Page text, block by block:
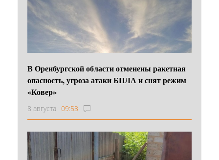
В Оренбургской области отменены ракетная
опасность, угроза атаки БПЛА и снят режим
«Ковер»
8 августа 09:53